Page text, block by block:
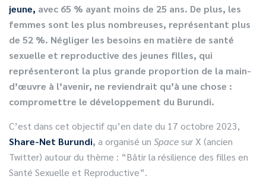
jeune, avec 65 % ayant moins de 25 ans. De plus, les
femmes sont les plus nombreuses, représentant plus
de 52 %. Négliger les besoins en matière de santé
sexuelle et reproductive des jeunes filles, qui
représenteront la plus grande proportion de la main-
d’œuvre à l’avenir, ne reviendrait qu’à une chose :
compromettre le développement du Burundi.
C’est dans cet objectif qu’en date du 17 octobre 2023,
Share-Net Burundi, a organisé un Space sur X (ancien
Twitter) autour du thème : “Bâtir la résilience des filles en
Santé Sexuelle et Reproductive”.